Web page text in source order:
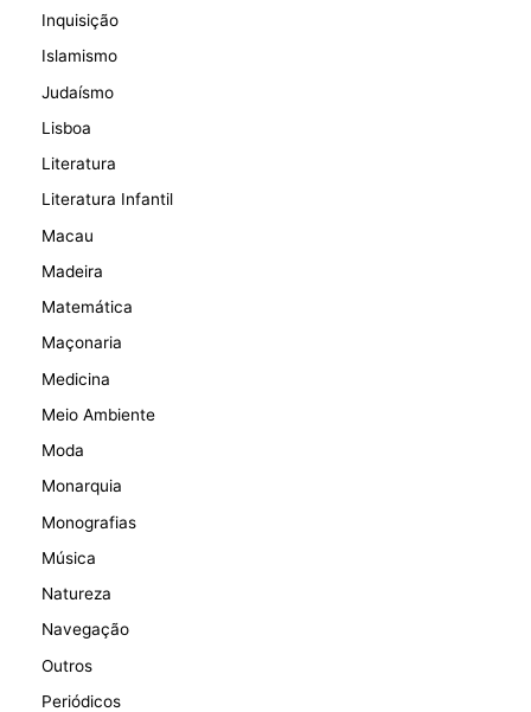
Inquisição
Islamismo
Judaísmo
Lisboa
Literatura
Literatura Infantil
Macau
Madeira
Matemática
Maçonaria
Medicina
Meio Ambiente
Moda
Monarquia
Monografias
Música
Natureza
Navegação
Outros
Periódicos